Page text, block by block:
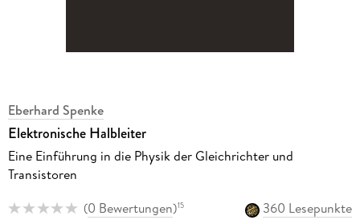
Eberhard Spenke
Elektronische Halbleiter
Eine Einführung in die Physik der Gleichrichter und
Transistoren
(0 Bewertungen)15
360 Lesepunkte